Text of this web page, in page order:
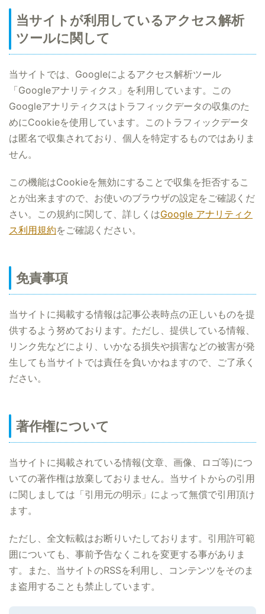
当サイトが利用しているアクセス解析
ツールに関して
当サイトでは、Googleによるアクセス解析ツール
「Googleアナリティクス」を利用しています。この
Googleアナリティクスはトラフィックデータの収集のた
めにCookieを使用しています。このトラフィックデータ
は匿名で収集されており、個人を特定するものではありま
せん。
この機能はCookieを無効にすることで収集を拒否するこ
とが出来ますので、お使いのブラウザの設定をご確認くだ
さい。この規約に関して、詳しくはGoogle アナリティク
ス利用規約をご確認ください。
免責事項
当サイトに掲載する情報は記事公表時点の正しいものを提
供するよう努めております。ただし、提供している情報、
リンク先などにより、いかなる損失や損害などの被害が発
生しても当サイトでは責任を負いかねますので、ご了承く
ださい。
著作権について
当サイトに掲載されている情報(文章、画像、ロゴ等)につ
いての著作権は放棄しておりません。当サイトからの引用
に関しましては「引用元の明示」によって無償で引用頂け
ます。
ただし、全文転載はお断りいたしております。引用許可範
囲についても、事前予告なくこれを変更する事がありま
す。また、当サイトのRSSを利用し、コンテンツをそのま
ま盗用することも禁止しています。